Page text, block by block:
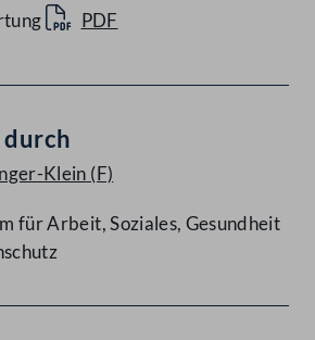
PDF
Klein (F)
für Arbeit, Soziales, Gesundheit